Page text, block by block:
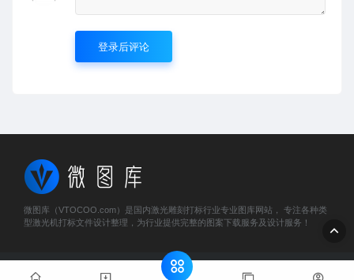
登录后评论
微图库（VTOCOO.com）是国内激光雕刻打标行业专业图库网站， 专注各种类
型激光机打标文件设计整理，为行业提供完整的图案下载服务及设计服务！
© 2023 微图库 - vtocoo.com & Lancer . All rights reserved